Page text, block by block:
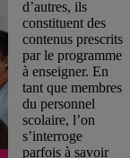
d’autres, ils
constituent des
contenus prescrits
par le programme
à enseigner. En
tant que membres
du personnel
scolaire, l’on
s’interroge
parfois à savoir